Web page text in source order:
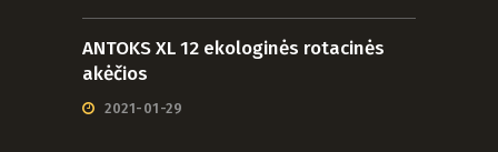
ANTOKS XL 12 ekologinės rotacinės
akėčios
2021-01-29